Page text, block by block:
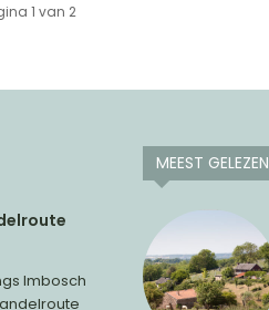
1 van 2
Imbosch
MEEST GELEZEN